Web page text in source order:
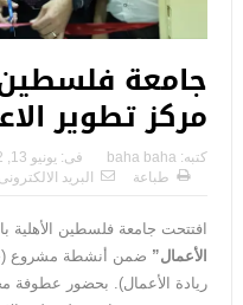
جامعة فلسطين
مركز تطوير
كتبه: baha baha فى: يونيو 13, 2022
طباعة
البريد الالكترونى
افتتحت جامعة فلسطين الأهلية
الأعمال” ضمن أنشطة مشروع
ريادة الأعمال). بحضور عطوفة